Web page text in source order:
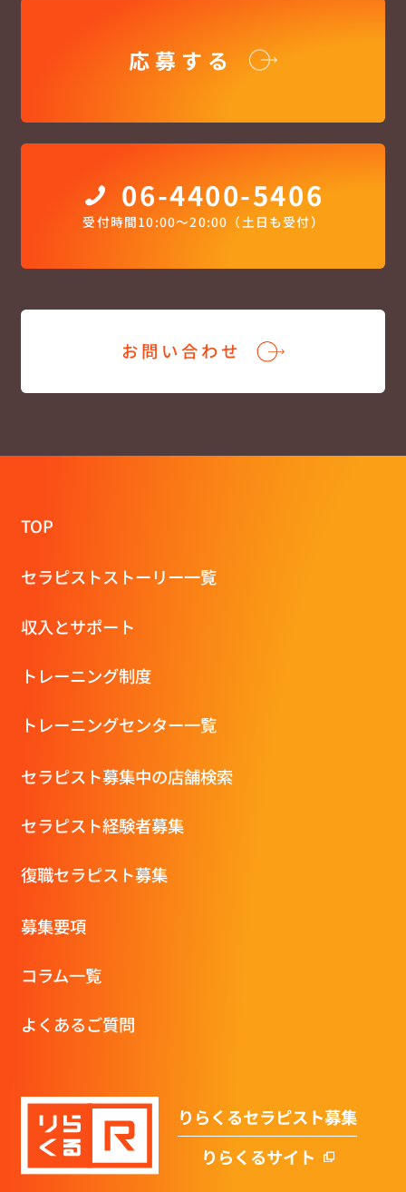
応募する
06-4400-5406
受付時間10:00〜20:00（土日も受付）
お問い合わせ
TOP
セラピストストーリー一覧
収⼊とサポート
トレーニング制度
トレーニングセンター一覧
セラピスト募集中の店舗検索
セラピスト経験者募集
復職セラピスト募集
募集要項
コラム一覧
よくあるご質問
りらくるセラピスト募集
りらくるサイト